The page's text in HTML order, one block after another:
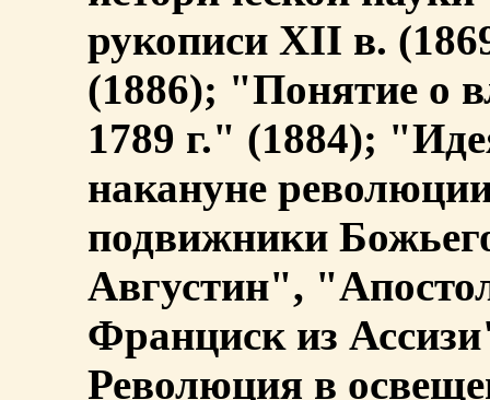
рукописи XII в.
(1886); "Понятие о
1789 г." (1884);
накануне
подвижники
Августин",
Франциск из
Революция в